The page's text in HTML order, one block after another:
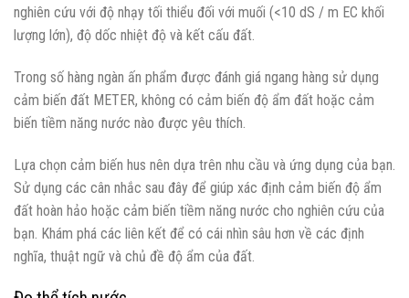
nghiên cứu với độ nhạy tối thiểu đối với muối (<10 dS / m EC khối
lượng lớn), độ dốc nhiệt độ và kết cấu đất.
Trong số hàng ngàn ấn phẩm được đánh giá ngang hàng sử dụng
cảm biến đất METER, không có cảm biến độ ẩm đất hoặc cảm
biến tiềm năng nước nào được yêu thích.
Lựa chọn cảm biến hus nên dựa trên nhu cầu và ứng dụng của bạn.
Sử dụng các cân nhắc sau đây để giúp xác định cảm biến độ ẩm
đất hoàn hảo hoặc cảm biến tiềm năng nước cho nghiên cứu của
bạn. Khám phá các liên kết để có cái nhìn sâu hơn về các định
nghĩa, thuật ngữ và chủ đề độ ẩm của đất.